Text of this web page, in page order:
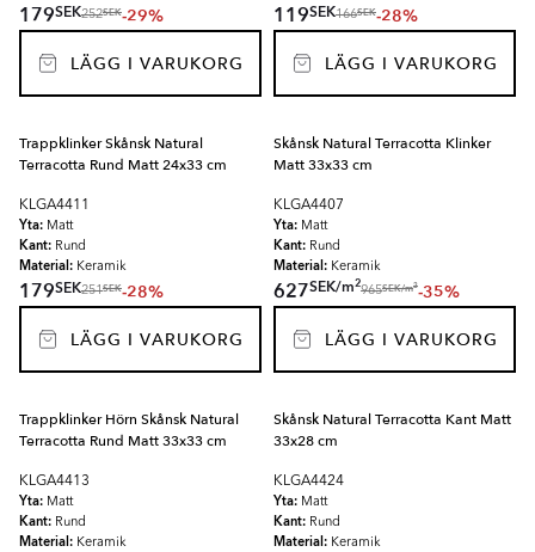
179SEK252SEK-29%
LÄGG I VARUKORG
119SEK166SEK-28%
LÄGG I VARUKORG
Trappklinker Skånsk Natural
Terracotta Rund Matt 24x33 cm
KLGA4411
Yta: Matt
Kant: Rund
Material: Keramik
179SEK251SEK-28%
LÄGG I VARUKORG
Skånsk Natural Terracotta Klinker
Matt 33x33 cm
KLGA4407
Yta: Matt
Kant: Rund
Material: Keramik
627SEK/m2
965SEK/m2-35%
LÄGG I VARUKORG
Trappklinker Hörn Skånsk Natural
Terracotta Rund Matt 33x33 cm
KLGA4413
Yta: Matt
Kant: Rund
Material: Keramik
Skånsk Natural Terracotta Kant Matt
33x28 cm
KLGA4424
Yta: Matt
Kant: Rund
Material: Keramik